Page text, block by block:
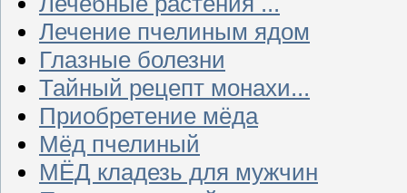
Лечение пчелиным ядом
Глазные болезни
Тайный рецепт монахи...
Приобретение мёда
Мёд пчелиный
МЁД кладезь для мужчин